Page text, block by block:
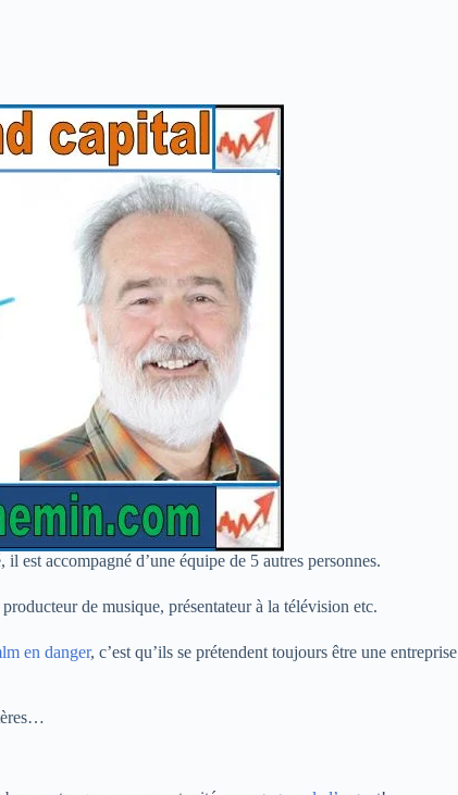
il est accompagné d’une équipe de 5 autres personnes.
de musique, présentateur à la télévision etc.
en danger, c’est qu’ils se prétendent toujours être une entreprise